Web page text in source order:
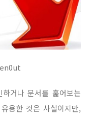
거나 문서를 훑어보는
용한 것은 사실이지만,